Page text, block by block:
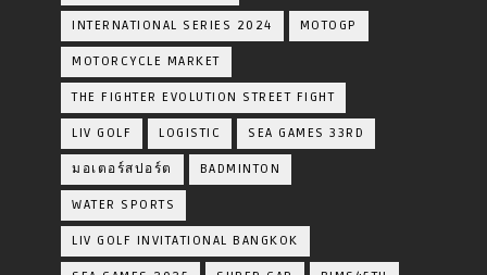
INTERNATIONAL SERIES 2024 MOTOGP
MOTORCYCLE MARKET
THE FIGHTER EVOLUTION STREET FIGHT
LIV GOLF LOGISTIC SEA GAMES 33RD
มอเตอร์สปอร์ต BADMINTON
WATER SPORTS
LIV GOLF INVITATIONAL BANGKOK